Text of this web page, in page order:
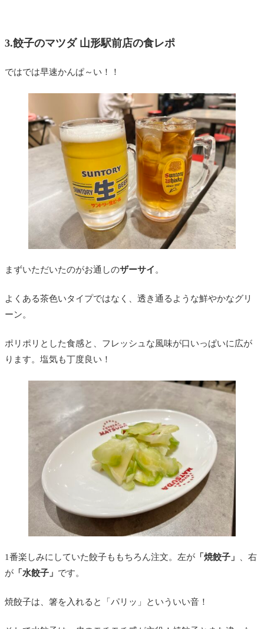
3.餃子のマツダ 山形駅前店の食レポ
ではでは早速かんぱ～い！！
まずいただいたのがお通しのザーサイ。
よくある茶色いタイプではなく、透き通るような鮮やかなグリ
ーン。
ポリポリとした食感と、フレッシュな風味が口いっぱいに広が
ります。塩気も丁度良い！
1番楽しみにしていた餃子ももちろん注文。左が 「焼餃子」
、右
が 「水餃子」 です。
焼餃子は、箸を入れると「パリッ」といういい音！